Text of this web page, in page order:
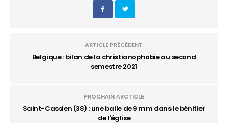
ARTICLE PRÉCÉDENT
Belgique : bilan de la christianophobie au second
semestre 2021
PROCHAIN ARCTICLE
Saint-Cassien (38) : une balle de 9 mm dans le bénitier
de l'église